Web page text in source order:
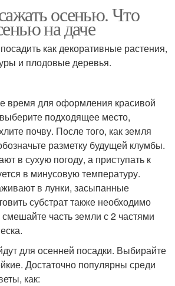
осенью. Что
на даче
как декоративные растения,
и плодовые деревья.
время для оформления красивой
подходящее место,
почву. После того, как земля
разметку будущей клумбы.
в сухую погоду, а приступать к
в минусовую температуру.
в лунки, засыпанные
субстрат также необходимо
часть земли с 2 частями
для осенней посадки. Выбирайте
Достаточно популярны среди
как: